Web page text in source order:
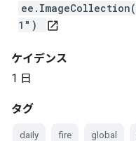
1")
open_in_new
ケイデンス
1 日
タグ
daily fire global